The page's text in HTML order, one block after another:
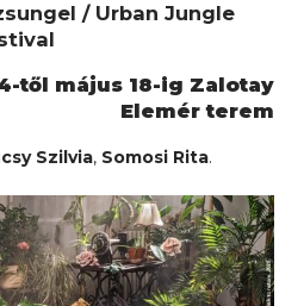
/ Urban Jungle
től május 18-ig Zalotay
Elemér terem
Szilvia, Somosi Rita.